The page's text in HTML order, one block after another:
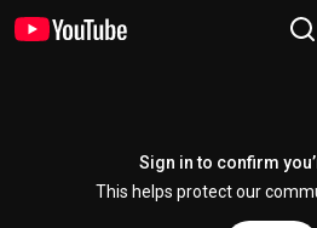
Sign in to confirm
This helps protect our